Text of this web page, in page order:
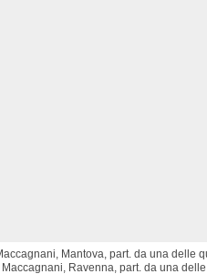
Maccagnani, Mantova, part. da una
Ravenna, part. da una